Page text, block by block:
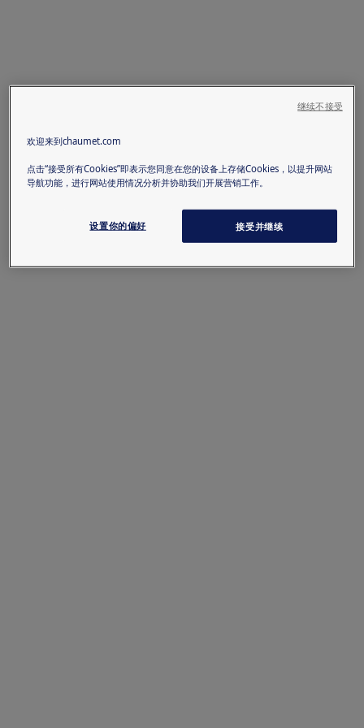
欢迎来到chaumet.com
点击“接受所有Cookies”即表示您同意在您的设备上存储Cookies，以提升网站
导航功能，进行网站使用情况分析并协助我们开展营销工作。
设置你的偏好 接受并继续
继续不接受